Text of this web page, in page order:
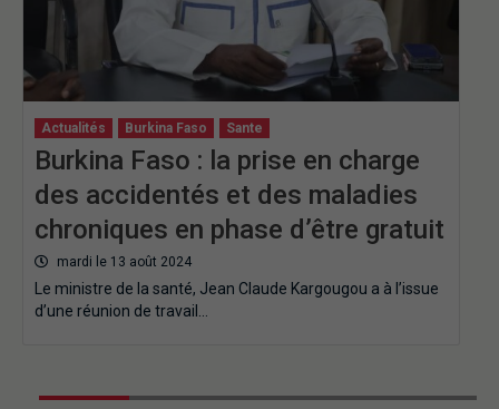
Actualités Burkina Faso Sante
Burkina Faso : la prise en charge
des accidentés et des maladies
chroniques en phase d’être gratuit
mardi le 13 août 2024
Le ministre de la santé, Jean Claude Kargougou a à l’issue
d’une réunion de travail…